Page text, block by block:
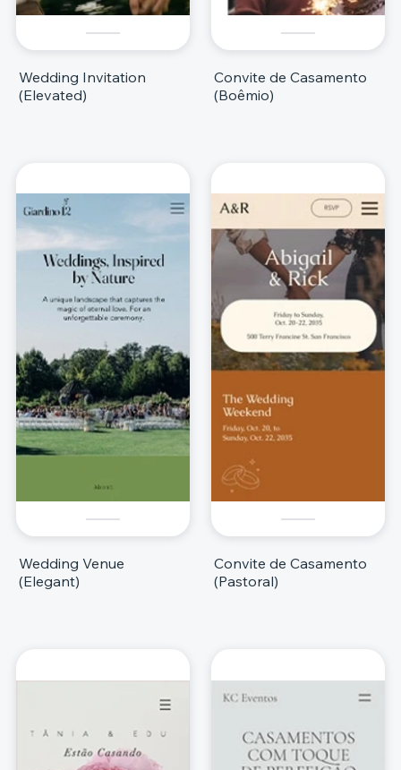
Wedding Invitation
(Elevated)
Convite de Casamento
(Boêmio)
Wedding Venue
(Elegant)
Convite de Casamento
(Pastoral)